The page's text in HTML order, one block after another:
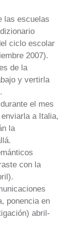
las escuelas
ciclo escolar
2007).
de la
y vertirla
el mes
a Italia,
la
con la
ponencia en
abril-